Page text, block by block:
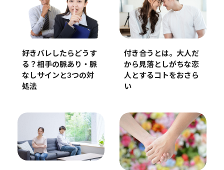
好きバレしたらどうす
る？相手の脈あり・脈
なしサインと3つの対
処法
付き合うとは。大人だ
から見落としがちな恋
人とするコトをおさら
い